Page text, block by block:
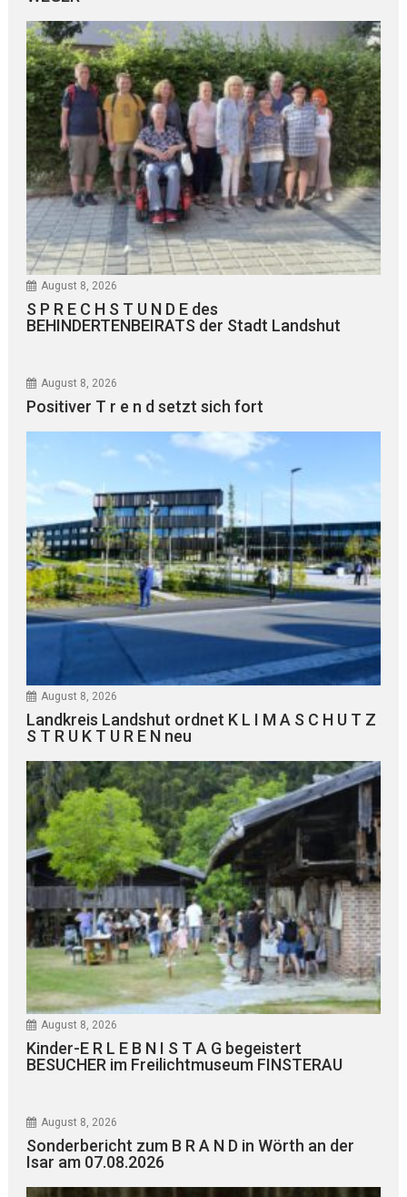
August 8, 2026
S P R E C H S T U N D E des
BEHINDERTENBEIRATS der Stadt Landshut
August 8, 2026
Positiver T r e n d setzt sich fort
August 8, 2026
Landkreis Landshut ordnet K L I M A S C H U T Z
S T R U K T U R E N neu
August 8, 2026
Kinder-E R L E B N I S T A G begeistert
BESUCHER im Freilichtmuseum FINSTERAU
August 8, 2026
Sonderbericht zum B R A N D in Wörth an der
Isar am 07.08.2026